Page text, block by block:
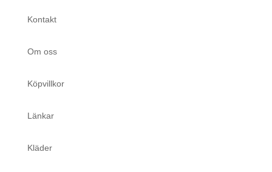
Kontakt
Om oss
Köpvillkor
Länkar
Kläder